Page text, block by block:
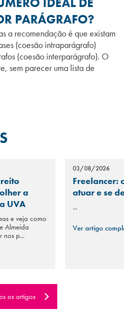
PARÁGRAFO?
a recomendação é que existam
(coesão intraparágrafo)
(coesão interparágrafo). O
sem parecer uma lista de
a
UVA
e veja como
Almeida
nos p...
03/08/2026
Freelancer:
atuar e se
...
Ver artigo
os artigos